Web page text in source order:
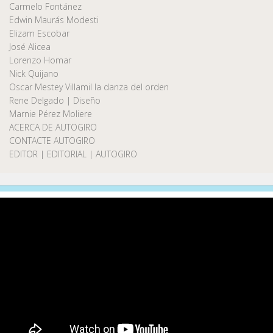
Carmelo Fontánez
Edwin Maurás Modesti
Elizam Escobar
José Alicea
Lorenzo Homar
Nick Quijano
Oscar Mestey Villamil la danza del orden
Rene Delgado | Diseño
Marnie Pérez Moliere
ACERCA DE AUTOGIRO
CONTACTE AUTOGIRO
EDITOR | EDITORIAL | AUTOGIRO